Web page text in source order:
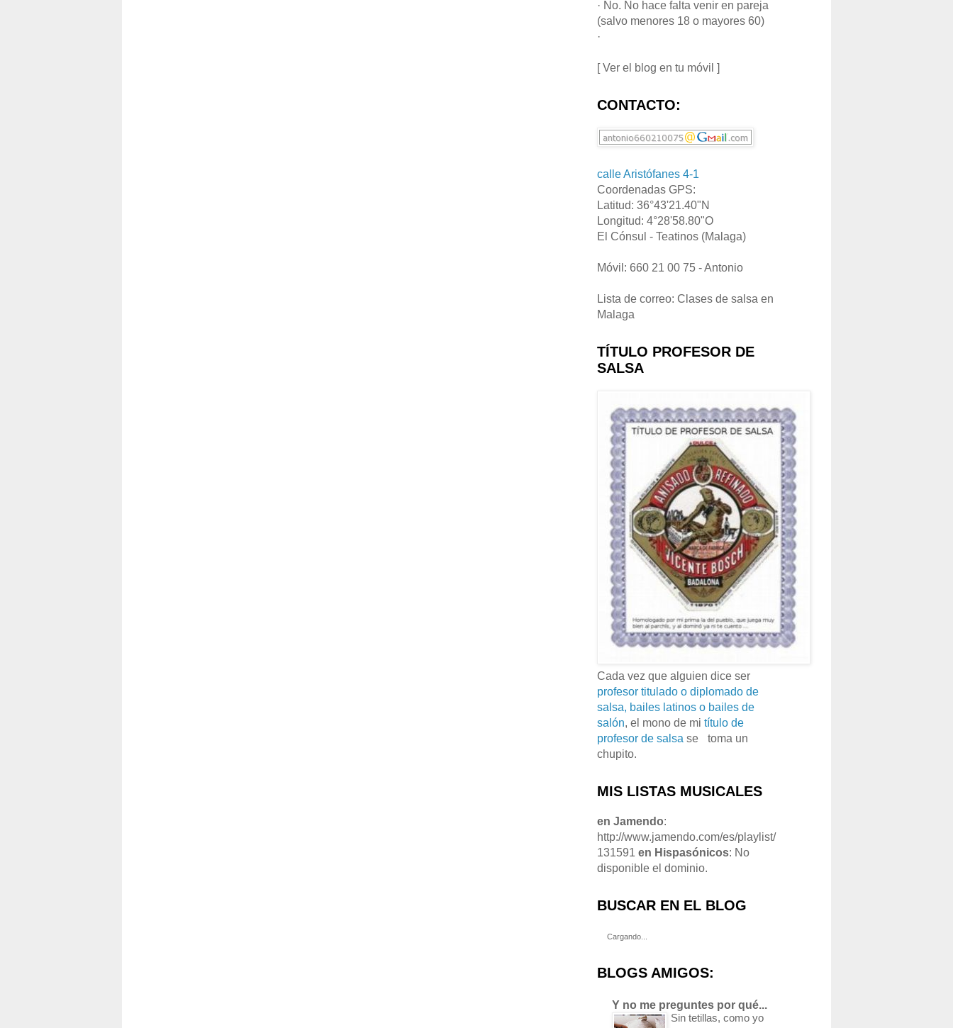
· No. No hace falta venir en pareja
(salvo menores 18 o mayores 60)
·
[ Ver el blog en tu móvil ]
CONTACTO:
calle Aristófanes 4-1
Coordenadas GPS:
Latitud: 36°43'21.40"N
Longitud: 4°28'58.80"O
El Cónsul - Teatinos (Malaga)
Móvil: 660 21 00 75 - Antonio
Lista de correo: Clases de salsa en
Malaga
TÍTULO PROFESOR DE
SALSA
Cada vez que alguien dice ser
profesor titulado o diplomado de
salsa, bailes latinos o bailes de
salón, el mono de mi título de
profesor de salsa se
toma un
chupito.
MIS LISTAS MUSICALES
en Jamendo:
http://www.jamendo.com/es/playlist/
131591 en Hispasónicos: No
disponible el dominio.
BUSCAR EN EL BLOG
Cargando...
BLOGS AMIGOS:
Y no me preguntes por qué...
Sin tetillas, como yo